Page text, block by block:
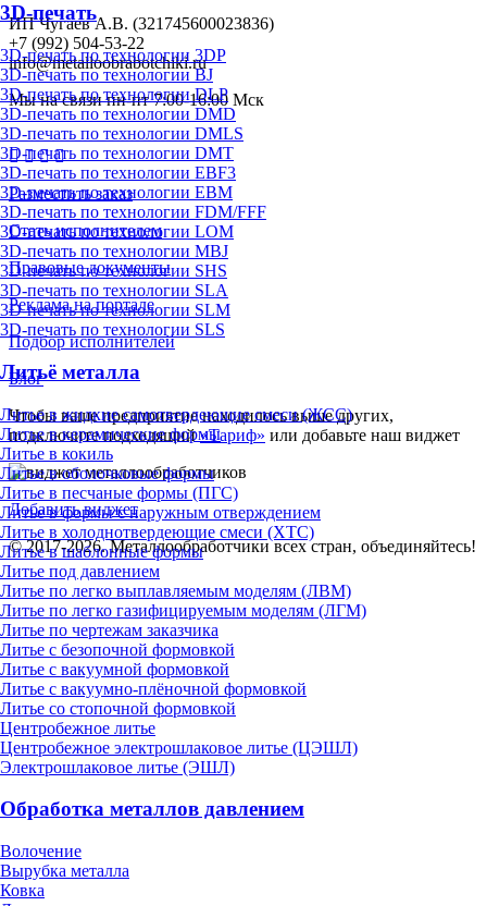
3D-печать
3D-печать по технологии 3DP
3D-печать по технологии BJ
3D-печать по технологии DLP
3D-печать по технологии DMD
3D-печать по технологии DMLS
3D-печать по технологии DMT
3D-печать по технологии EBF3
3D-печать по технологии EBM
3D-печать по технологии FDM/FFF
3D-печать по технологии LOM
3D-печать по технологии MBJ
3D-печать по технологии SHS
3D-печать по технологии SLA
3D-печать по технологии SLM
3D-печать по технологии SLS
Литьё металла
Литье в жидкие самотвердеющие смеси (ЖСС)
Литье в керамические формы
Литье в кокиль
Литье в оболочковые формы
Литье в песчаные формы (ПГС)
Литье в формы с наружным отверждением
Литье в холоднотвердеющие смеси (ХТС)
Литье в шаблонные формы
Литье под давлением
Литье по легко выплавляемым моделям (ЛВМ)
Литье по легко газифицируемым моделям (ЛГМ)
Литье по чертежам заказчика
Литье с безопочной формовкой
Литье с вакуумной формовкой
Литье с вакуумно-плёночной формовкой
Литье со стопочной формовкой
Центробежное литье
Центробежное электрошлаковое литье (ЦЭШЛ)
Электрошлаковое литье (ЭШЛ)
Обработка металлов давлением
Волочение
Вырубка металла
Ковка
ИП Чугаев А.В. (321745600023836)
+7 (992) 504-53-22
info@metalloobrabotchiki.ru
Мы на связи пн-пт 7:00-16:00 Мск
Разместить заказ
Стать исполнителем
Правовые документы
Реклама на портале
Подбор исполнителей
Блог
Чтобы ваше предприятие находилось выше других,
подключите подходящий«Тариф» или добавьте наш виджет
Добавить виджет
© 2017-2026. Металлообработчики всех стран, объединяйтесь!